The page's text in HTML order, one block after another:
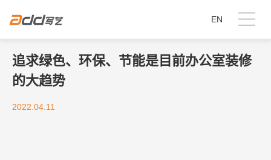
EN
追求绿色、环保、节能是目前办公室装修
的大趋势
2022.04.11